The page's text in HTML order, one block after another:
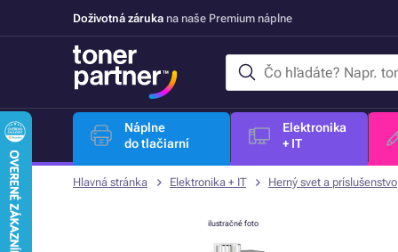
Doživotná záruka na naše Premium náplne
Náplne
do tlačiarní
Elektronika
+ IT
Hlavná stránka Elektronika + IT Herný svet a príslušenstvo
ilustračné foto